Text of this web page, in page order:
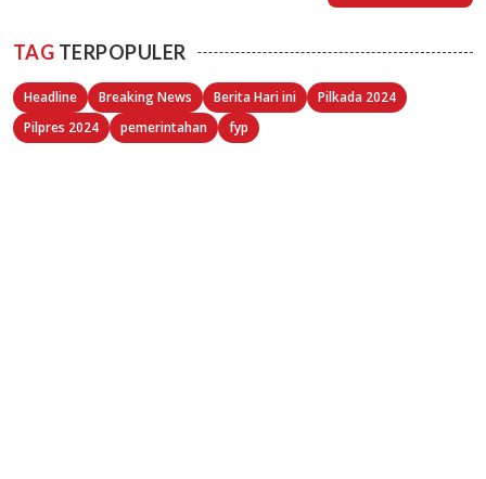
TAG TERPOPULER
Headline Breaking News Berita Hari ini
Pilkada 2024
Pilpres 2024
pemerintahan fyp